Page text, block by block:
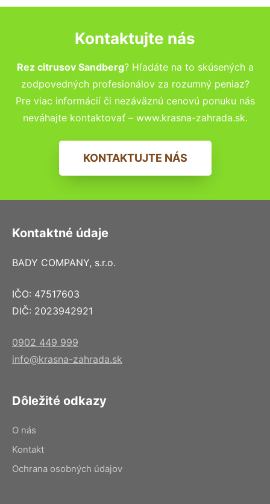
Kontaktujte nás
Rez citrusov Sandberg? Hľadáte na to skúsených a
zodpovedných profesionálov za rozumný peniaz?
Pre viac informácií či nezáväznú cenovú ponuku nás
neváhajte kontaktovať – www.krasna-zahrada.sk.
KONTAKTUJTE NÁS
Kontaktné údaje
BADY COMPANY, s.r.o.
IČO: 47517603
DIČ: 2023942921
0902 449 999
info@krasna-zahrada.sk
Dôležité odkazy
O nás
Kontakt
Ochrana osobných údajov